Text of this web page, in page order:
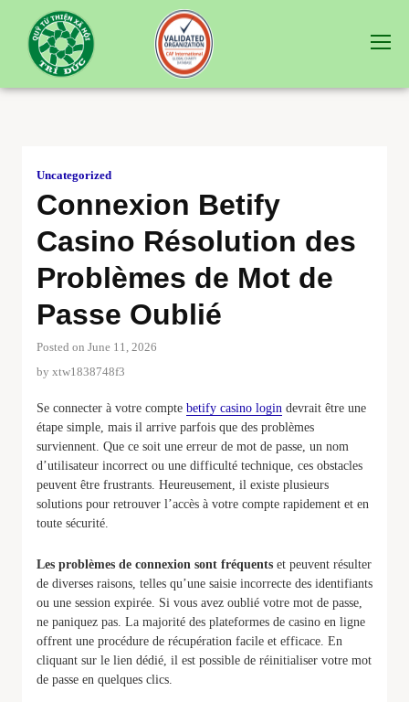
Uncategorized
Connexion Betify
Casino Résolution des
Problèmes de Mot de
Passe Oublié
Posted on June 11, 2026
by xtw1838748f3
Se connecter à votre compte betify casino login devrait être une
étape simple, mais il arrive parfois que des problèmes
surviennent. Que ce soit une erreur de mot de passe, un nom
d’utilisateur incorrect ou une difficulté technique, ces obstacles
peuvent être frustrants. Heureusement, il existe plusieurs
solutions pour retrouver l’accès à votre compte rapidement et en
toute sécurité.
Les problèmes de connexion sont fréquents et peuvent résulter
de diverses raisons, telles qu’une saisie incorrecte des identifiants
ou une session expirée. Si vous avez oublié votre mot de passe,
ne paniquez pas. La majorité des plateformes de casino en ligne
offrent une procédure de récupération facile et efficace. En
cliquant sur le lien dédié, il est possible de réinitialiser votre mot
de passe en quelques clics.